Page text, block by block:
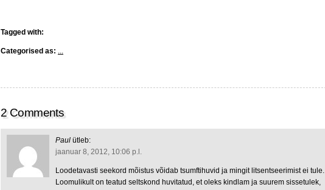
Tagged with:
Categorised as: ...
2 Comments
Paul ütleb:
jaanuar 8, 2012, 10:06 p.l.
Loodetavasti seekord mõistus võidab tsumftihuvid ja mingit litsentseerimist ei tule.
Loomulikult on teatud seltskond huvitatud, et oleks kindlam ja suurem sissetulek,